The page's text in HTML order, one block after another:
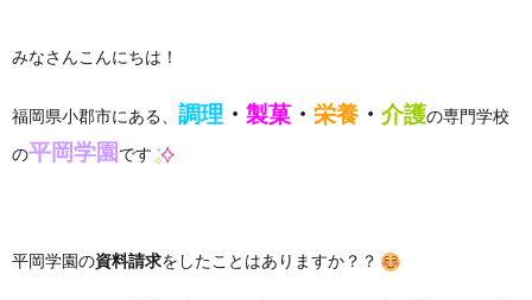
みなさんこんにちは！
福岡県小郡市にある、 調理 ・ 製菓 ・ 栄養 ・ 介護の専門学校
の平岡学園 です
平岡学園の資料請求をしたことはありますか？？